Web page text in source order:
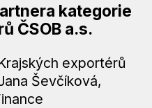
kategorie
ČSOB a.s.
exportérů
Ševčíková,